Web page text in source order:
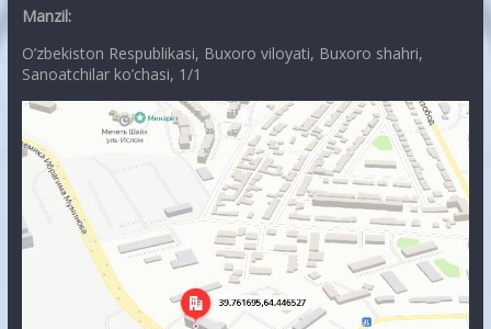
Manzil:
O’zbekiston Respublikasi, Buxoro viloyati, Buxoro shahri,
Sanoatchilar ko’chasi, 1/1